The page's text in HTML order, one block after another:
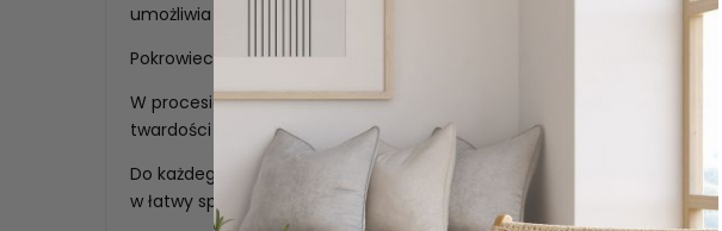
umożliwia łatwe czyszczenie.
Pokrowiec materaca został wykonany z przyjemnej w dotyku tkaniny
W procesie produkcji zastosowano piankę poliuretanową odporną na
twardości H2.
Do każdego materaca dołączmy torbę z uchwytem, dzięki czemu
w łatwy sposób przemieścić oraz przechować.